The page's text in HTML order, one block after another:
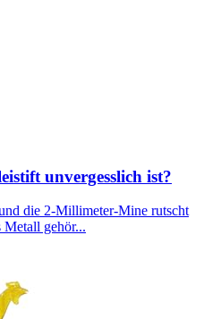
unvergesslich ist?
die 2-Millimeter-Mine rutscht
gehör...